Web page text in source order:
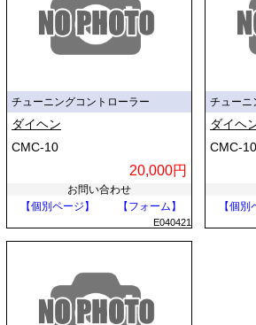
チューニングコントローラー
ダイヘン
CMC-10
20,000円
お問い合わせ
【個別ページ】
【フォーム】
E040421
チューニ
ダイヘ
CMC-10
【個別